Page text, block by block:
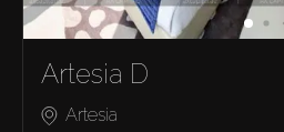
Artesia D
Artesia